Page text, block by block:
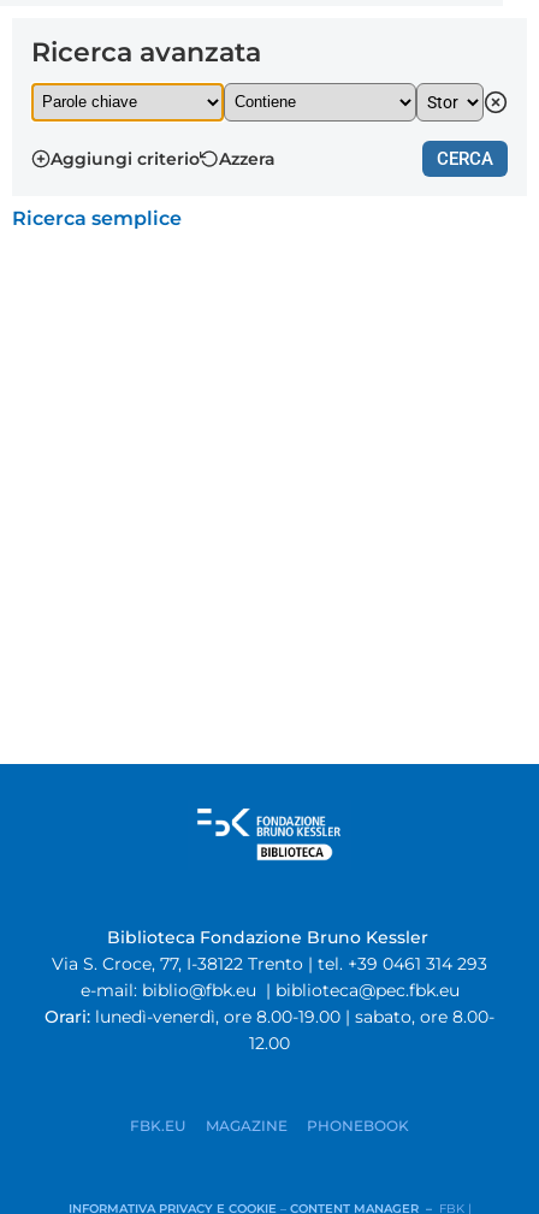
Ricerca avanzata
Aggiungi criterio Azzera CERCA
Ricerca semplice
Biblioteca Fondazione Bruno Kessler
Via S. Croce, 77, I-38122 Trento | tel. +39 0461 314 293
e-mail: biblio@fbk.eu | biblioteca@pec.fbk.eu
Orari: lunedì-venerdì, ore 8.00-19.00 | sabato, ore 8.00-
12.00
FBK.EU MAGAZINE PHONEBOOK
INFORMATIVA PRIVACY E COOKIE – CONTENT MANAGER – FBK |